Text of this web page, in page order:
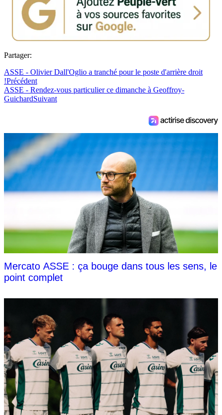
Partager:
ASSE - Olivier Dall'Oglio a tranché pour le poste d'arrière droit
!Précédent
ASSE - Rendez-vous particulier ce dimanche à Geoffroy-
GuichardSuivant
Mercato ASSE : ça bouge dans tous les sens, le
point complet